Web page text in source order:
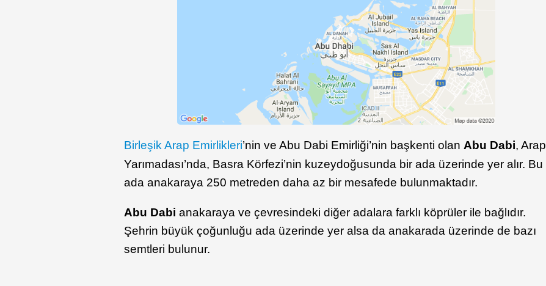
Birleşik Arap Emirlikleri’nin ve Abu Dabi Emirliği’nin başkenti olan Abu Dabi, Arap
Yarımadası’nda, Basra Körfezi’nin kuzeydoğusunda bir ada üzerinde yer alır. Bu
ada anakaraya 250 metreden daha az bir mesafede bulunmaktadır.
Abu Dabi anakaraya ve çevresindeki diğer adalara farklı köprüler ile bağlıdır.
Şehrin büyük çoğunluğu ada üzerinde yer alsa da anakarada üzerinde de bazı
semtleri bulunur.